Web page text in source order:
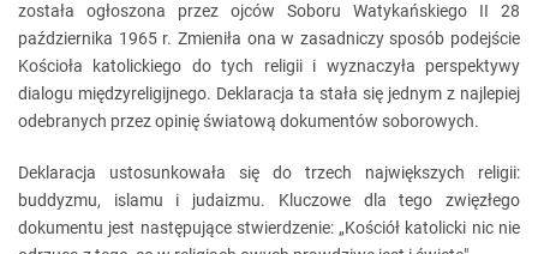
została ogłoszona przez ojców Soboru Watykańskiego II 28
października 1965 r. Zmieniła ona w zasadniczy sposób podejście
Kościoła katolickiego do tych religii i wyznaczyła perspektywy
dialogu międzyreligijnego. Deklaracja ta stała się jednym z najlepiej
odebranych przez opinię światową dokumentów soborowych.
Deklaracja ustosunkowała się do trzech największych religii:
buddyzmu, islamu i judaizmu. Kluczowe dla tego zwięzłego
dokumentu jest następujące stwierdzenie: „Kościół katolicki nic nie